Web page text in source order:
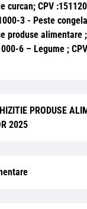
curcan; CPV
3 - Peste
produse alimentare
6 – Legume ;
PRODUSE
2025